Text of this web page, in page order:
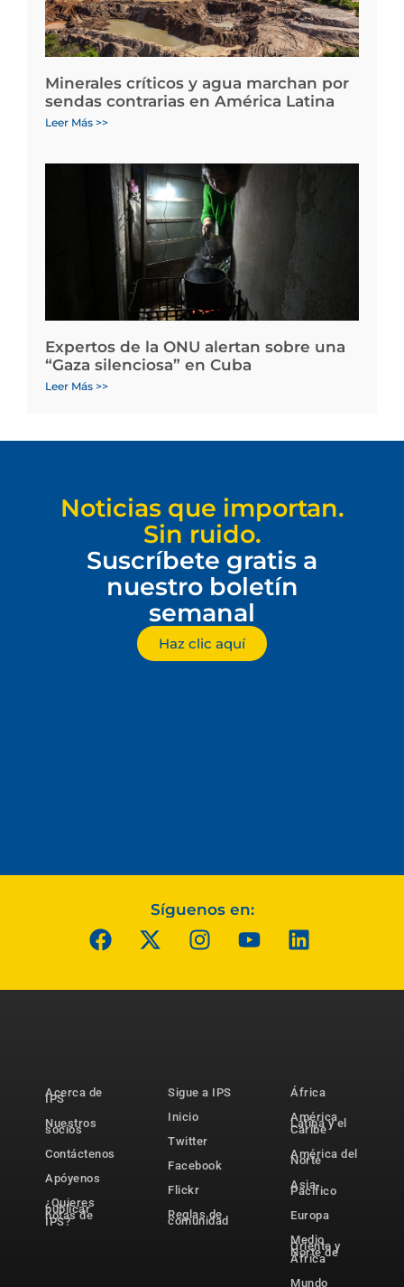
Minerales críticos y agua marchan por
sendas contrarias en América Latina
Leer Más >>
Expertos de la ONU alertan sobre una
“Gaza silenciosa” en Cuba
Leer Más >>
Noticias que importan.
Sin ruido.
Suscríbete gratis a
nuestro boletín
semanal
Haz clic aquí
Síguenos en:
Acerca de
IPS
Nuestros
socios
Contáctenos
Apóyenos
¿Quieres
publicar
notas de
IPS?
Sigue a IPS
Inicio
Twitter
Facebook
Flickr
Reglas de
comunidad
África
América
Latina y el
Caribe
América del
Norte
Asia-
Pacífico
Europa
Medio
Oriente y
Norte de
África
Mundo